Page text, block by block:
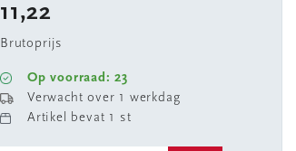
11,22
Brutoprijs
Op voorraad: 23
Verwacht over 1 werkdag
Artikel bevat 1 st